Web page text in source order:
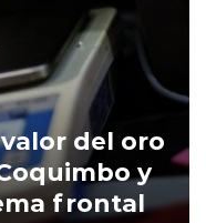
del oro
y
frontal